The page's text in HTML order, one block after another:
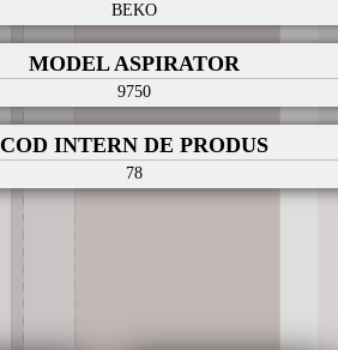
BEKO
MODEL ASPIRATOR
9750
COD INTERN DE PRODUS
78